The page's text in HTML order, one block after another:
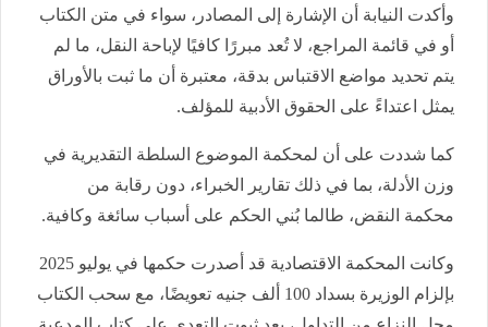
وأكدت النيابة أن الإشارة إلى المصادر، سواء في متن الكتاب
أو في قائمة المراجع، لا تُعد مبررًا كافيًا لإباحة النقل، ما لم
يتم تحديد مواضع الاقتباس بدقة، معتبرة أن ما ثبت بالأوراق
يمثل اعتداءً على الحقوق الأدبية للمؤلف.
كما شددت على أن لمحكمة الموضوع السلطة التقديرية في
وزن الأدلة، بما في ذلك تقارير الخبراء، دون رقابة من
محكمة النقض، طالما بُني الحكم على أسباب سائغة وكافية.
وكانت المحكمة الاقتصادية قد أصدرت حكمها في يوليو 2025
بإلزام الوزيرة بسداد 100 ألف جنيه تعويضًا، مع سحب الكتاب